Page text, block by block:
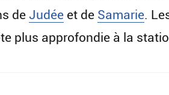
de Judée et de Samarie.
plus approfondie à la